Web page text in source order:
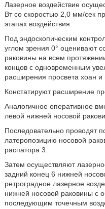
Лазерное воздействие
Вт со скоростью 2,0 мм/сек
этапах воздействия.
Под эндоскопическим
углом зрения 0° оценивают
раковины на всем
концов с одновременным
расширения просвета хоан и
Констатируют расширение
Аналогичное оперативное
левой нижней носовой
Последовательно проводят
латеропозицию носовой
распатора 3.
Затем осуществляют
задний конец 6 нижней
ретроградное лазерное
нижней носовой раковины с
последующим точечным